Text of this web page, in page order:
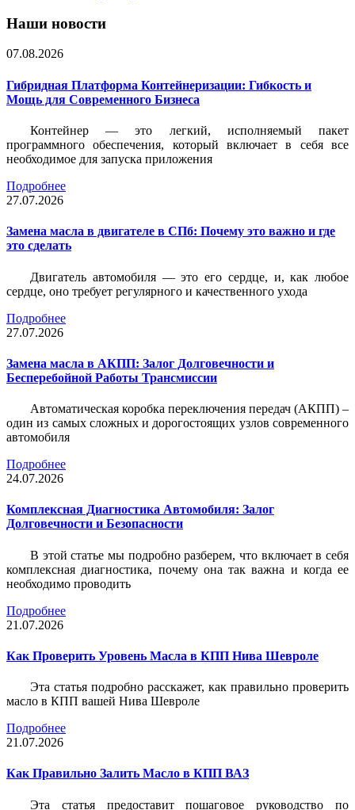
Наши новости
07.08.2026
Гибридная Платформа Контейнеризации: Гибкость и
Мощь для Современного Бизнеса
Контейнер — это легкий, исполняемый пакет
программного обеспечения, который включает в себя все
необходимое для запуска приложения
Подробнее
27.07.2026
Замена масла в двигателе в СПб: Почему это важно и где
это сделать
Двигатель автомобиля — это его сердце, и, как любое
сердце, оно требует регулярного и качественного ухода
Подробнее
27.07.2026
Замена масла в АКПП: Залог Долговечности и
Бесперебойной Работы Трансмиссии
Автоматическая коробка переключения передач (АКПП) –
один из самых сложных и дорогостоящих узлов современного
автомобиля
Подробнее
24.07.2026
Комплексная Диагностика Автомобиля: Залог
Долговечности и Безопасности
В этой статье мы подробно разберем, что включает в себя
комплексная диагностика, почему она так важна и когда ее
необходимо проводить
Подробнее
21.07.2026
Как Проверить Уровень Масла в КПП Нива Шевроле
Эта статья подробно расскажет, как правильно проверить
масло в КПП вашей Нива Шевроле
Подробнее
21.07.2026
Как Правильно Залить Масло в КПП ВАЗ
Эта статья предоставит пошаговое руководство по